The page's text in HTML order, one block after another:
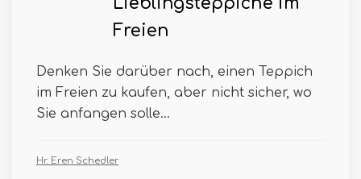
Lieblingsteppiche im
Freien
Denken Sie darüber nach, einen Teppich
im Freien zu kaufen, aber nicht sicher, wo
Sie anfangen solle...
Hr. Eren Schedler